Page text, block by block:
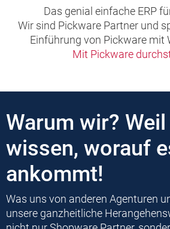
Das genial einfache ERP
Wir sind Pickware Partner und
Einführung von Pickware mit
Mit Pickware
Warum wir?
wissen, worauf
ankommt!
Was uns von anderen Agenturen
unsere ganzheitliche